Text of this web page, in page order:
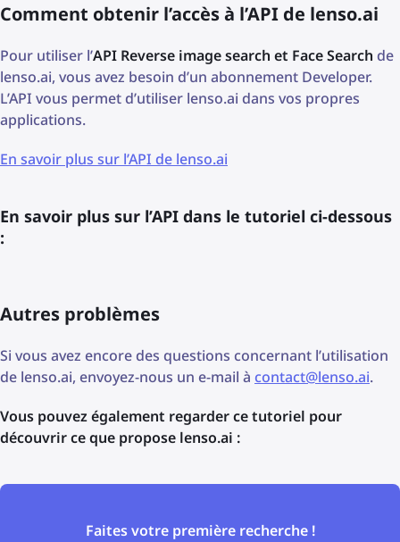
Comment obtenir l’accès à l’API de lenso.ai
Pour utiliser l’API Reverse image search et Face Search de
lenso.ai, vous avez besoin d’un abonnement Developer.
L’API vous permet d’utiliser lenso.ai dans vos propres
applications.
En savoir plus sur l’API de lenso.ai
En savoir plus sur l’API dans le tutoriel ci-dessous
:
Autres problèmes
Si vous avez encore des questions concernant l’utilisation
de lenso.ai, envoyez-nous un e-mail à contact@lenso.ai.
Vous pouvez également regarder ce tutoriel pour
découvrir ce que propose lenso.ai :
Faites votre première recherche !